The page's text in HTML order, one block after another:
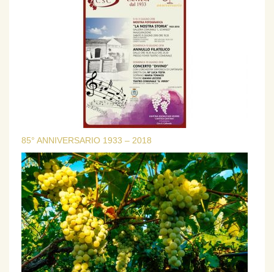
85° ANNIVERSARIO 1933 – 2018